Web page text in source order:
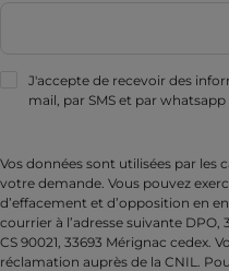
J'accepte de recevoir des
mail, par SMS et par whatsapp
Vos données sont utilisées par les
votre demande. Vous pouvez
d’effacement et d’opposition en
courrier à l’adresse suivante DPO,
CS 90021, 33693 Mérignac cedex.
réclamation auprès de la CNIL.